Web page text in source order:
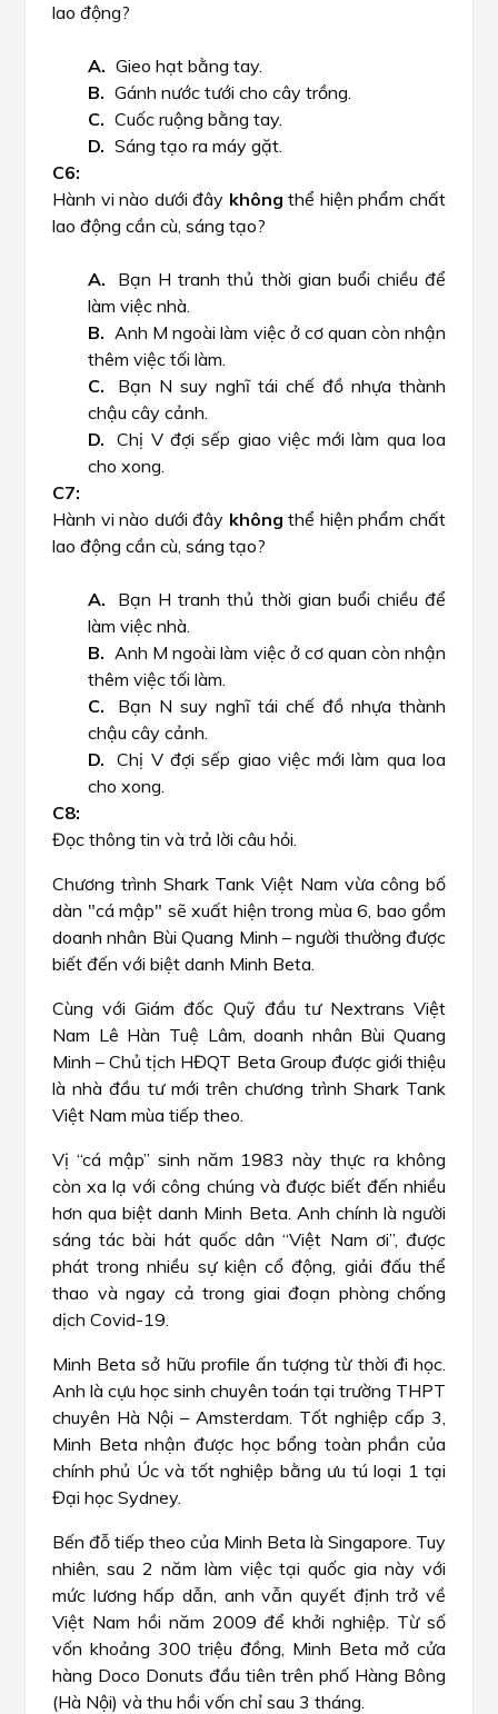
lao động?
Gieo hạt bằng tay.
Gánh nước tưới cho cây trồng.
Cuốc ruộng bằng tay.
Sáng tạo ra máy gặt.
Hành vi nào dưới đây khôngthể hiện phẩm chất
lao động cần cù, sáng tạo?
Bạn H tranh thủ thời gian buổi chiều để
làm việc nhà.
Anh M ngoài làm việc ở cơ quan còn nhận
thêm việc tối làm.
Bạn N suy nghĩ tái chế đồ nhựa thành
chậu cây cảnh.
Chị V đợi sếp giao việc mới làm qua loa
cho xong.
Hành vi nào dưới đây khôngthể hiện phẩm chất
lao động cần cù, sáng tạo?
Bạn H tranh thủ thời gian buổi chiều để
làm việc nhà.
Anh M ngoài làm việc ở cơ quan còn nhận
thêm việc tối làm.
Bạn N suy nghĩ tái chế đồ nhựa thành
chậu cây cảnh.
Chị V đợi sếp giao việc mới làm qua loa
cho xong.
Đọc thông tin và trả lời câu hỏi.
Chương trình Shark Tank Việt Nam vừa công bố
dàn "cá mập" sẽ xuất hiện trong mùa 6, bao gồm
doanh nhân Bùi Quang Minh – người thường được
biết đến với biệt danh Minh Beta.
Cùng với Giám đốc Quỹ đầu tư Nextrans Việt
Nam Lê Hàn Tuệ Lâm, doanh nhân Bùi Quang
Minh – Chủ tịch HĐQT Beta Group được giới thiệu
là nhà đầu tư mới trên chương trình Shark Tank
Việt Nam mùa tiếp theo.
Vị “cá mập” sinh năm 1983 này thực ra không
còn xa lạ với công chúng và được biết đến nhiều
hơn qua biệt danh Minh Beta. Anh chính là người
sáng tác bài hát quốc dân “Việt Nam ơi”, được
phát trong nhiều sự kiện cổ động, giải đấu thể
thao và ngay cả trong giai đoạn phòng chống
dịch Covid-19.
Minh Beta sở hữu profile ấn tượng từ thời đi học.
Anh là cựu học sinh chuyên toán tại trường THPT
chuyên Hà Nội – Amsterdam. Tốt nghiệp cấp 3,
Minh Beta nhận được học bổng toàn phần của
chính phủ Úc và tốt nghiệp bằng ưu tú loại 1 tại
Đại học Sydney.
Bến đỗ tiếp theo của Minh Beta là Singapore. Tuy
nhiên, sau 2 năm làm việc tại quốc gia này với
mức lương hấp dẫn, anh vẫn quyết định trở về
Việt Nam hồi năm 2009 để khởi nghiệp. Từ số
vốn khoảng 300 triệu đồng, Minh Beta mở cửa
hàng Doco Donuts đầu tiên trên phố Hàng Bông
(Hà Nội) và thu hồi vốn chỉ sau 3 tháng.